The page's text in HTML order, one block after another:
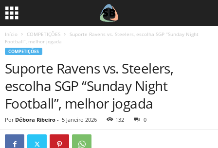
Início COMPETIÇÕES
Suporte Ravens vs. Steelers, escolha SGP “Sunday Night
Football”, melhor jogada
COMPETIÇÕES
Suporte Ravens vs. Steelers,
escolha SGP “Sunday Night
Football”, melhor jogada
Por Débora Ribeiro - 5 Janeiro 2026 132 0